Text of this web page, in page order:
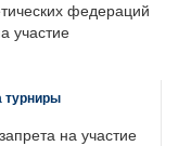
федераций
участие
турниры
на участие